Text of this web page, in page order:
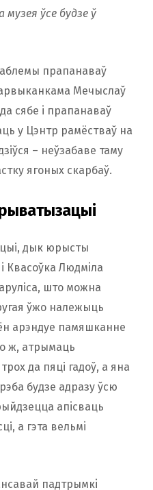
ўсе будзе ў
прапанаваў
Мечыслаў
сябе i прапанаваў
у Цэнтр рамёстваў на
– неўзабаве таму
ягоных скарбаў.
дык юрысты
i Квасоўка Людмiла
што можна
ўжо належыць
арэндуе памяшканне
ж, атрымаць
да пяці гадоў, а яна
будзе адразу ўсю
апiсваць
а гэта вельмi
падтрымкi